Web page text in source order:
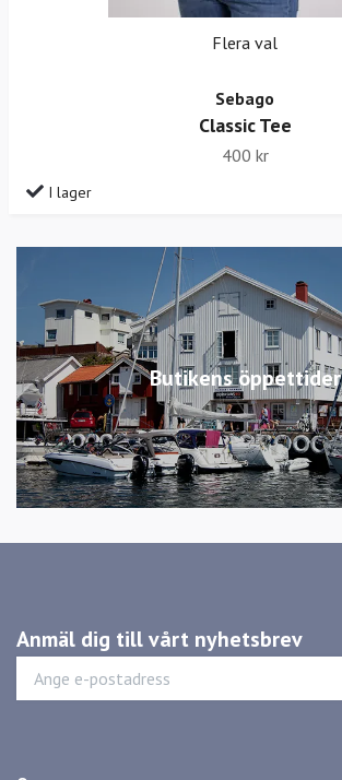
Butikens öppettider
Flera val
Sebago
Classic Tee
400 kr
I lager
Anmäl dig till vårt nyhetsbrev